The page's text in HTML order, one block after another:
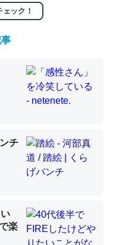
線」は回収されないけ
進化すればするほど分
分の1程度。
＝「昆虫はなぜ海にいな
ック！
チ
楽